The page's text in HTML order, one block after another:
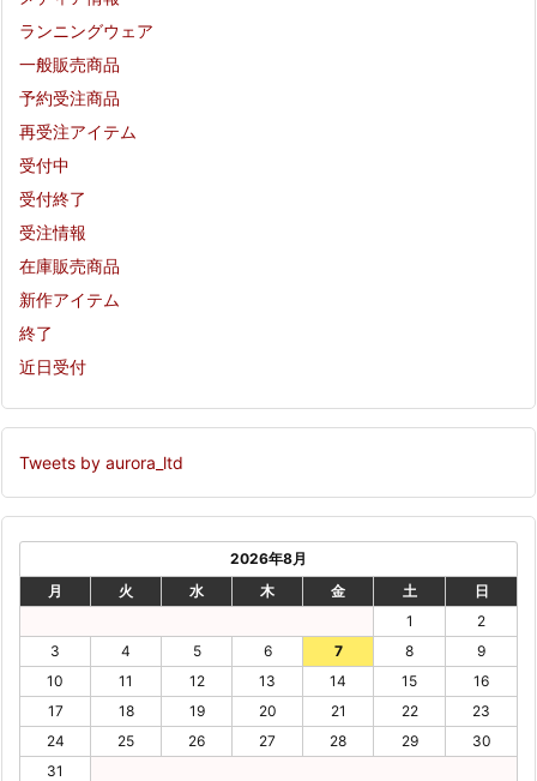
ランニングウェア
一般販売商品
予約受注商品
再受注アイテム
受付中
受付終了
受注情報
在庫販売商品
新作アイテム
終了
近日受付
Tweets by aurora_ltd
2026年8月
月
火 水 木 金 土 日
1
2
3
4 5 6 7 8
9
10
11 12 13 14 15
16
17
18 19 20 21 22
23
24
25 26 27 28 29
30
31